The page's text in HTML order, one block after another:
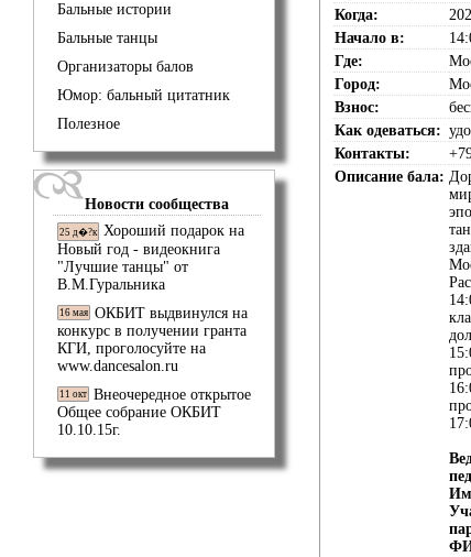
Бальные истории
Бальные танцы
Организаторы балов
Юмор: бальный цитатник
Полезное
Новости сообщества
25 д�?к Хороший подарок на
Новый год - видеокнига
"Лучшие танцы" от
В.М.Гуральника
16 мая ОКБИТ выдвинулся на
конкурс в получении гранта
КГИ, проголосуйте на
www.dancesalon.ru
11 окт Внеочередное открытое
Общее собрание ОКБИТ
10.10.15г.
Когда:
Начало в:
Где:
Город:
Взнос:
Как одеваться:
Контакты:
Описание бала: